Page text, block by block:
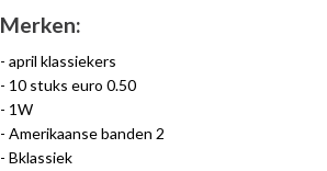
Merken:
april klassiekers
10 stuks euro 0.50
1W
Amerikaanse banden 2
Bklassiek